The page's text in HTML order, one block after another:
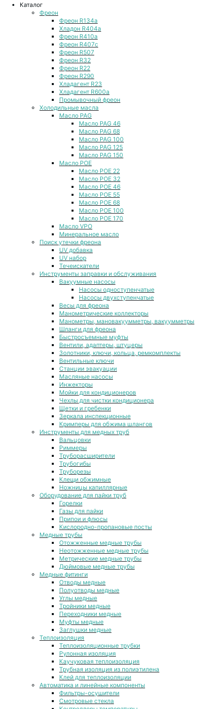
Каталог
Фреон
Фреон R134a
Хладон R404a
Фреон R410a
Фреон R407с
Фреон R507
Фреон R32
Фреон R22
Фреон R290
Хладагент R23
Хладагент R600a
Промывочный фреон
Холодильные масла
Масло PAG
Масло PAG 46
Масло PAG 68
Масло PAG 100
Масло PAG 125
Масло PAG 150
Масло POE
Масло POE 22
Масло POE 32
Масло POE 46
Масло POE 55
Масло POE 68
Масло POE 100
Масло POE 170
Масло VPO
Минеральное масло
Поиск утечки фреона
UV добавка
UV набор
Течеискатели
Инструменты заправки и обслуживания
Вакуумные насосы
Насосы одноступенчатые
Насосы двухступенчатые
Весы для фреона
Манометрические коллекторы
Манометры, мановакуумметры, вакуумметры
Шланги для фреона
Быстросъемные муфты
Вентили, адаптеры, штуцеры
Золотники, ключи, кольца, ремкомплекты
Вентильные ключи
Станции эвакуации
Масляные насосы
Инжекторы
Мойки для кондиционеров
Чехлы для чистки кондиционера
Щетки и гребенки
Зеркала инспекционные
Кримперы для обжима шлангов
Инструменты для медных труб
Вальцовки
Риммеры
Труборасширители
Трубогибы
Труборезы
Клещи обжимные
Ножницы капиллярные
Оборудование для пайки труб
Горелки
Газы для пайки
Припои и флюсы
Кислородно-пропановые посты
Медные трубы
Отожженные медные трубы
Неотожженные медные трубы
Метрические медные трубы
Дюймовые медные трубы
Медные фитинги
Отводы медные
Полуотводы медные
Углы медные
Тройники медные
Переходники медные
Муфты медные
Заглушки медные
Теплоизоляция
Теплоизоляционные трубки
Рулонная изоляция
Каучуковая теплоизоляция
Трубная изоляция из полиэтилена
Клей для теплоизоляции
Автоматика и линейные компоненты
Фильтры-осушители
Смотровые стекла